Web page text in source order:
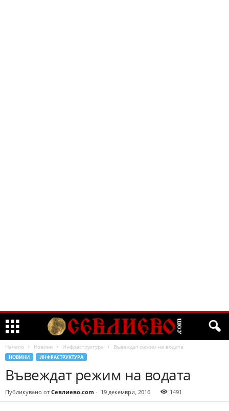
Начало Новини Инфраструктура Въвеждат режим на водата
НОВИНИ ИНФРАСТРУКТУРА
Въвеждат режим на водата
Публикувано от Севлиево.com - 19 декември, 2016 1491